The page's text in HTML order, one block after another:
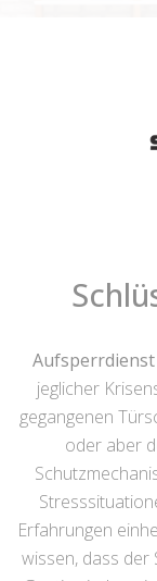
jeglicher
gegangenen
oder aber
Erfahrungen
wissen, dass der